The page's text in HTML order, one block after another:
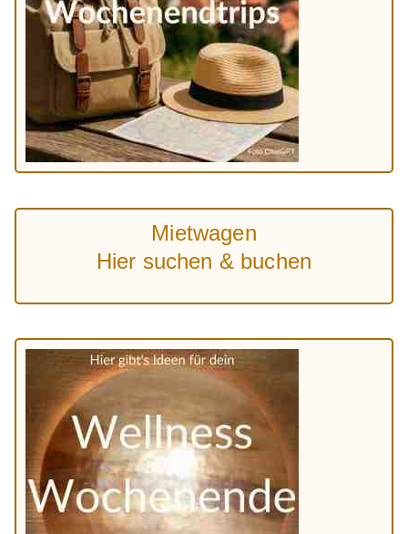
Mietwagen
Hier suchen & buchen